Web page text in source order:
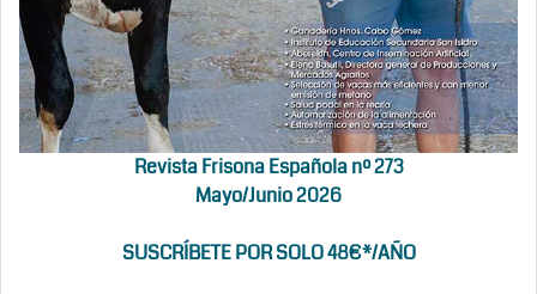
Revista Frisona Española nº 273
Mayo/Junio 2026
SUSCRÍBETE POR SOLO 48€*/AÑO